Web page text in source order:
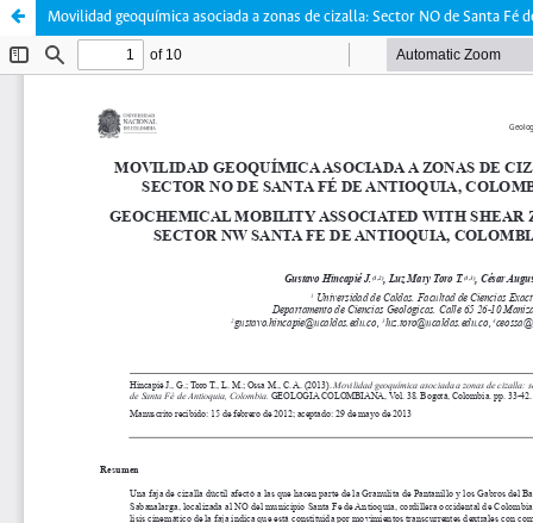
Movilidad geoquímica asociada a zonas de cizalla: Sector NO de Santa Fé